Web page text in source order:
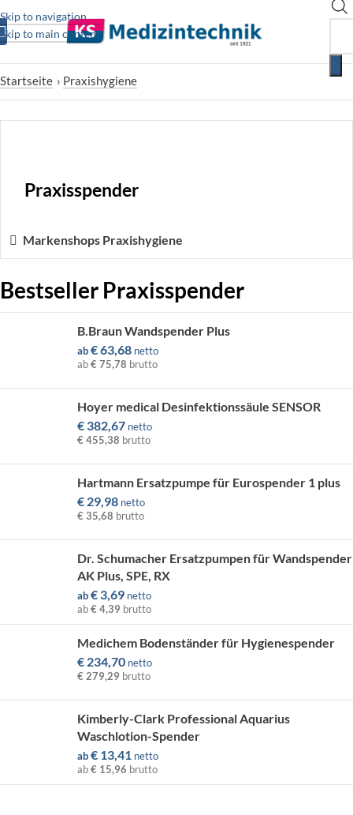
Skip to navigation
Skip to main content
Startseite › Praxishygiene
Praxisspender
Markenshops Praxishygiene
Bestseller Praxisspender
B.Braun Wandspender Plus
ab€63,68 netto
ab€ 75,78 brutto
Hoyer medical Desinfektionssäule SENSOR
€ 382,67 netto
€ 455,38 brutto
Hartmann Ersatzpumpe für Eurospender 1 plus
€ 29,98 netto
€ 35,68 brutto
Dr. Schumacher Ersatzpumpen für Wandspender
AK Plus, SPE, RX
ab€ 3,69 netto
ab€ 4,39 brutto
Medichem Bodenständer für Hygienespender
€ 234,70 netto
€ 279,29 brutto
Kimberly-Clark Professional Aquarius
Waschlotion-Spender
ab€ 13,41 netto
ab€ 15,96 brutto